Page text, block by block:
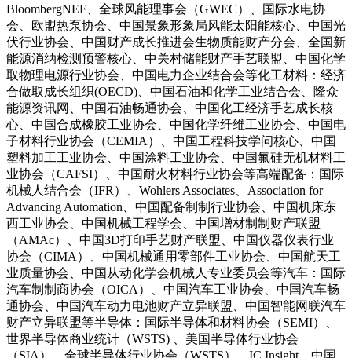
BloombergNEF、全球风能理事会（GWEC）、国际水电协
会、欧盟热泵协会、中国景象形象局风能太阳能核心、中国光
伏行业协会、中国财产成长推进会生物质能财产分会、全国新
能源消纳检测预警核心、中关村储能财产手艺联盟、中国化学
取物理电源行业协会、中国电力企业结合会等化工材料：经济
合做取成长组织(OECD)、中国石油和化学工业结合会、隆众
能源资讯网、中国石油畅通协会、中国化工经济手艺成长核
心、中国合成橡胶工业协会、中国化学纤维工业协会、中国电
子材料行业协会（CEMIA）、中国工程科技学问核心、中国
塑料加工工业协会、中国涂料工业协会、中国氟硅无机材料工
业协会（CAFSI）、中国耐火材料行业协会等高端配备：国际
机械人结合会（IFR）、Wohlers Associates、Association for
Advancing Automation、中国配备制制行业协会、中国机床东
西工业协会、中国机械工程学会、中国增材制制财产联盟
（AMAc）、中国3D打印手艺财产联盟、中国仪器仪表行业
协会（CIMA）、中国机械通用零部件工业协会、中国航天工
业质量协会、中国从动化学会机械人专业委员会等汽车：国际
汽车制制商协会（OICA）、中国汽车工业协会、中国汽车畅
通协会、中国汽车动力电池财产立异联盟、中国智能网联汽车
财产立异联盟等半导体：国际半导体和材料协会（SEMI）、
世界半导体商业统计（WSTS) 、美国半导体行业协会
（SIA）、全球半导体行业协会（WSTS）、IC Insight、中国